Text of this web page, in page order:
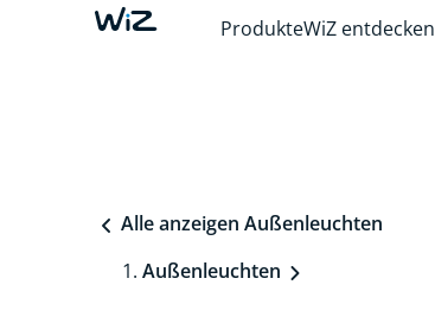
ProdukteWiZ entdecken
Alle anzeigen Außenleuchten
Außenleuchten